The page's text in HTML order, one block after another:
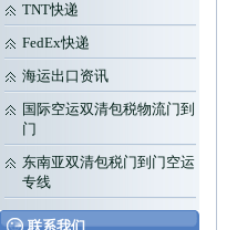
TNT快递
FedEx快递
海运出口资讯
国际空运双清包税物流门到
门
东南亚双清包税门到门空运
专线
联系我们